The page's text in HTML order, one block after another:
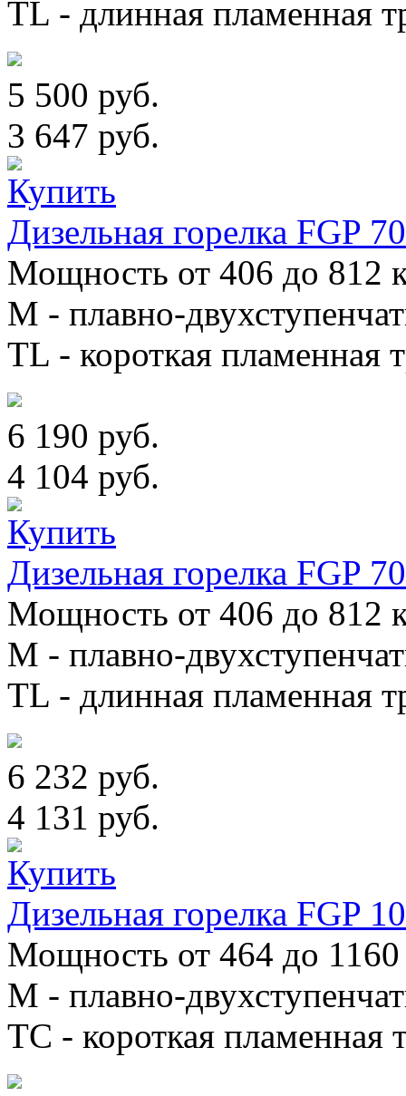
TL - длинная пламенная
5 500 руб.
3 647 руб.
Дизельная горелка FGP
Мощность от 406 до 812
М - плавно-
TL - короткая пламенная
6 190 руб.
4 104 руб.
Дизельная горелка FGP
Мощность от 406 до 812
М - плавно-
TL - длинная пламенная
6 232 руб.
4 131 руб.
Дизельная горелка FGP
Мощность от 464 до 1160
М - плавно-
TC - короткая пламенная